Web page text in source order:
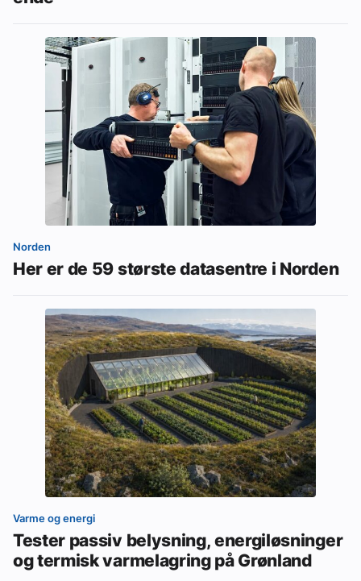
Norden
Her er de 59 største datasentre i Norden
Varme og energi
Tester passiv belysning, energiløsninger
og termisk varmelagring på Grønland